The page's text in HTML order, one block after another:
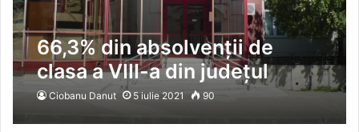
66,3% din absolvenții de
clasa a VIII-a din județul
Vaslui au trecut de Evaluarea
Națională
Ciobanu Danut 5 iulie 2021 90